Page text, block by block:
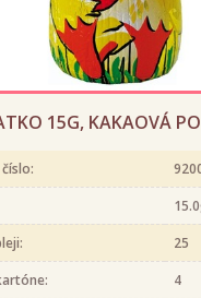
15G, KAKAOVÁ
25
4